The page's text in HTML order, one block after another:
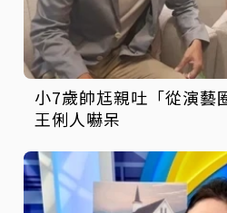
小7歲帥尪親吐「從演藝
王俐人嚇呆